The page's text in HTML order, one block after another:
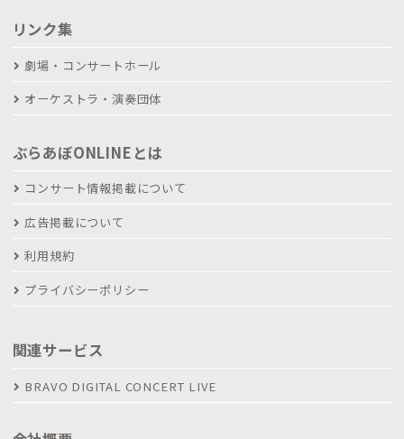
リンク集
劇場・コンサートホール
オーケストラ・演奏団体
ぶらあぼONLINEとは
コンサート情報掲載について
広告掲載について
利用規約
プライバシーポリシー
関連サービス
BRAVO DIGITAL CONCERT LIVE